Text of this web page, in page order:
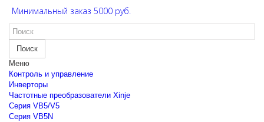
Минимальный заказ 5000 руб.
Поиск
Меню
Контроль и управление
Инверторы
Частотные преобразователи Xinje
Cерия VB5/V5
Cерия VB5N